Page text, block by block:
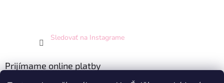
Sledovať na Instagrame
Prijímame online platby